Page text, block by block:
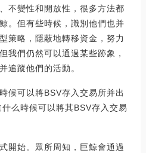
不變性和開放性，很多方法都
。但有些時候，識別他們也并
策略，隱蔽地轉移資金，努力
我們仍然可以通過某些跡象，
追蹤他們的活動。
候可以將BSV存入交易所并出
么時候可以將其BSV存入交易
開始。眾所周知，巨鯨會通過